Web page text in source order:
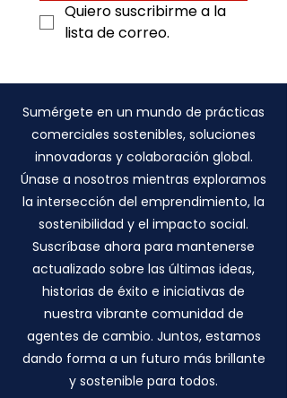
Quiero suscribirme a la
lista de correo.
Sumérgete en un mundo de prácticas
comerciales sostenibles, soluciones
innovadoras y colaboración global.
Únase a nosotros mientras exploramos
la intersección del emprendimiento, la
sostenibilidad y el impacto social.
Suscríbase ahora para mantenerse
actualizado sobre las últimas ideas,
historias de éxito e iniciativas de
nuestra vibrante comunidad de
agentes de cambio. Juntos, estamos
dando forma a un futuro más brillante
y sostenible para todos.